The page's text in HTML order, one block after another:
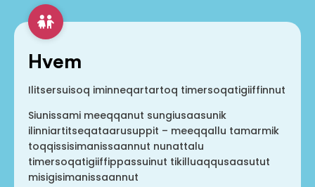
Hvem
Ilitsersuisoq iminneqartartoq timersoqatigiiffinnut
Siunissami meeqqanut sungiusaasunik
ilinniartitseqataarusuppit – meeqqallu tamarmik
toqqissisimanissaannut nunattalu
timersoqatigiiffippassuinut tikilluaqqusaasutut
misigisimanissaannut